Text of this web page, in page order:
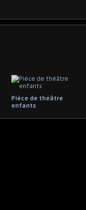
Pièce de théâtre
enfants